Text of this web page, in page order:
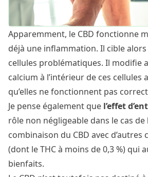
Apparemment, le CBD fonctionne
déjà une inflammation. Il cible
cellules problématiques. Il modifie
calcium à l’intérieur de ces cellules
qu’elles ne fonctionnent pas
Je pense également que l’effet
rôle non négligeable dans le cas de
combinaison du CBD avec d’autres
(dont le THC à moins de 0,3 %) qui
bienfaits.